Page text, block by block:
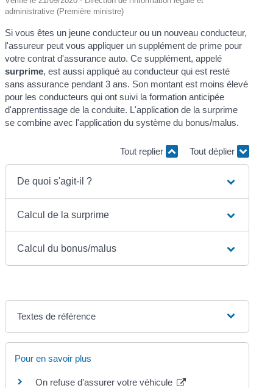
administrative (Première ministre)
Si vous êtes un jeune conducteur ou un nouveau conducteur,
l'assureur peut vous appliquer un supplément de prime pour
votre contrat d'assurance auto. Ce supplément, appelé
surprime, est aussi appliqué au conducteur qui est resté
sans assurance pendant 3 ans. Son montant est moins élevé
pour les conducteurs qui ont suivi la formation anticipée
d'apprentissage de la conduite. L'application de la surprime
se combine avec l'application du système du bonus/malus.
Tout replier Tout déplier
De quoi s'agit-il ?
Calcul de la surprime
Calcul du bonus/malus
Textes de référence
Pour en savoir plus
On refuse d'assurer votre véhicule